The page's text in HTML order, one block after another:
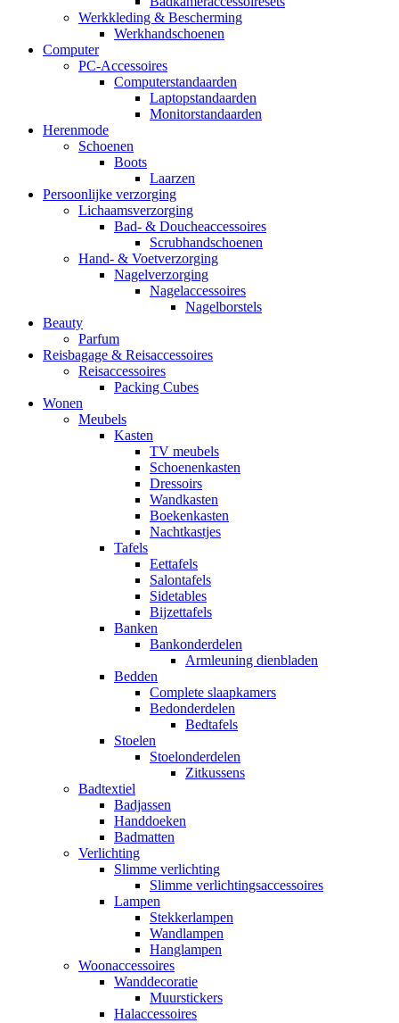
Werkkleding & Bescherming
Werkhandschoenen
Computer
PC-Accessoires
Computerstandaarden
Laptopstandaarden
Monitorstandaarden
Herenmode
Schoenen
Boots
Laarzen
Persoonlijke verzorging
Lichaamsverzorging
Bad- & Doucheaccessoires
Scrubhandschoenen
Hand- & Voetverzorging
Nagelverzorging
Nagelaccessoires
Nagelborstels
Beauty
Parfum
Reisbagage & Reisaccessoires
Reisaccessoires
Packing Cubes
Wonen
Meubels
Kasten
TV meubels
Schoenenkasten
Dressoirs
Wandkasten
Boekenkasten
Nachtkastjes
Tafels
Eettafels
Salontafels
Sidetables
Bijzettafels
Banken
Bankonderdelen
Armleuning dienbladen
Bedden
Complete slaapkamers
Bedonderdelen
Bedtafels
Stoelen
Stoelonderdelen
Zitkussens
Badtextiel
Badjassen
Handdoeken
Badmatten
Verlichting
Slimme verlichting
Slimme verlichtingsaccessoires
Lampen
Stekkerlampen
Wandlampen
Hanglampen
Woonaccessoires
Wanddecoratie
Muurstickers
Halaccessoires